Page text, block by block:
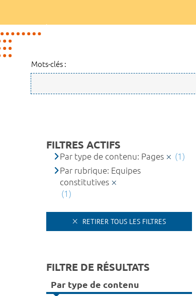
Mots-clés :
FILTRES ACTIFS
Par type de contenu: Pages
(1)
Par rubrique: Equipes
constitutives
(1)
RETIRER TOUS LES FILTRES
FILTRE DE RÉSULTATS
Par type de contenu